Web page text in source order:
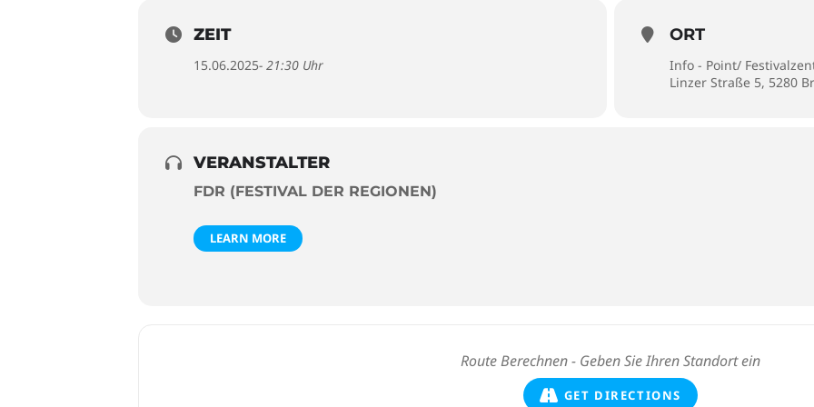
ZEIT
15.06.2025- 21:30 Uhr
ORT
Info - Point/
Linzer Straße 5, 5280
VERANSTALTER
FDR (FESTIVAL DER REGIONEN)
LEARN MORE
GET DIRECTIONS